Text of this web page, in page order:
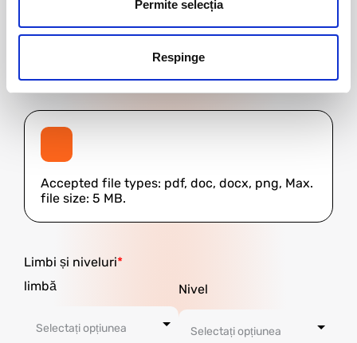
Permite selecția
Respinge
Accepted file types: pdf, doc, docx, png, Max.
file size: 5 MB.
Limbi și niveluri